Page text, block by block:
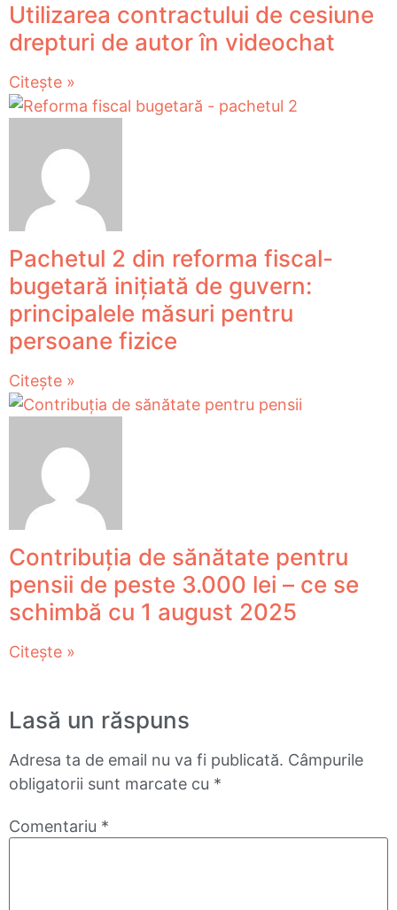
Utilizarea contractului de cesiune
drepturi de autor în videochat
Citește »
Pachetul 2 din reforma fiscal-
bugetară inițiată de guvern:
principalele măsuri pentru
persoane fizice
Citește »
Contribuția de sănătate pentru
pensii de peste 3.000 lei – ce se
schimbă cu 1 august 2025
Citește »
Lasă un răspuns
Adresa ta de email nu va fi publicată. Câmpurile
obligatorii sunt marcate cu *
Comentariu *